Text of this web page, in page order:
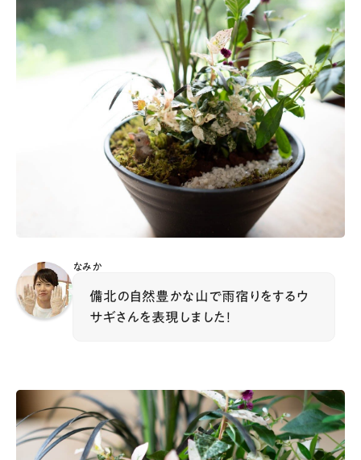
なみか
備北の自然豊かな山で雨宿りをするウ
サギさんを表現しました！